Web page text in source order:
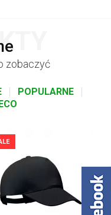
zobaczyć
POPULARNE